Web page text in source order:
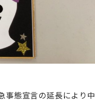
事態宣言の延長により中